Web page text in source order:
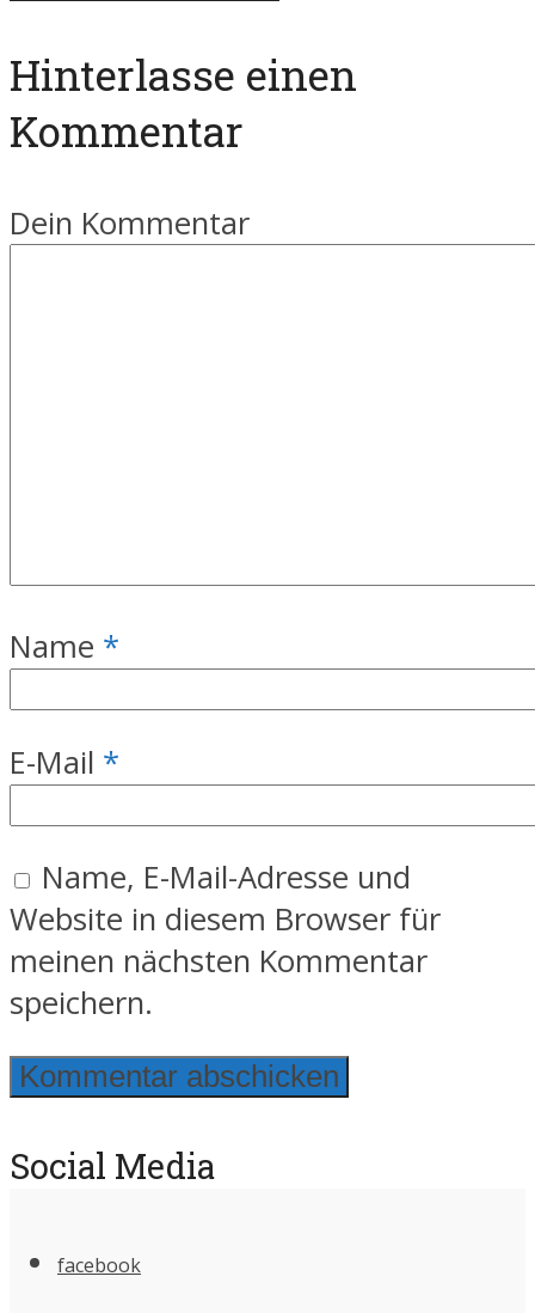
Hinterlasse einen
Kommentar
Dein Kommentar
Name *
E-Mail *
Name, E-Mail-Adresse und
Website in diesem Browser für
meinen nächsten Kommentar
speichern.
Social Media
facebook